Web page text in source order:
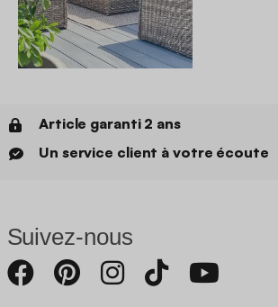
Article garanti 2 ans
Un service client à votre écoute
Suivez-nous